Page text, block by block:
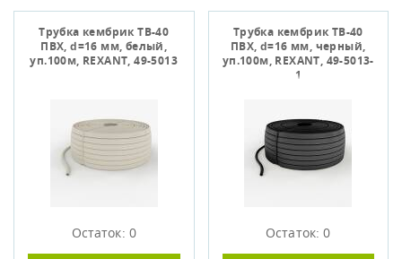
Трубка кембрик ТВ-40
ПВХ, d=16 мм, белый,
уп.100м, REXANT, 49-5013
Остаток: 0
Трубка кембрик ТВ-40
ПВХ, d=16 мм, черный,
уп.100м, REXANT, 49-5013-
1
Остаток: 0